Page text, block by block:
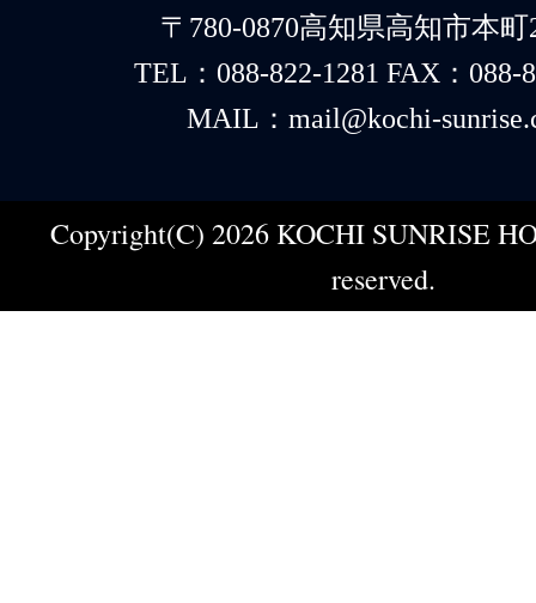
〒780-0870高知県高知市本町
TEL：088-822-1281 FAX：088-
MAIL：mail@kochi-
Copyright(C) 2026 KOCHI SUNRISE
reserved.